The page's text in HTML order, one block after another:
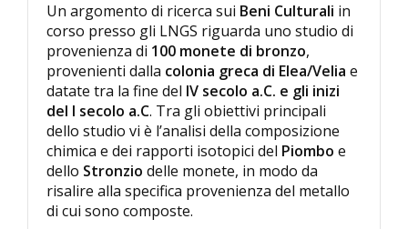
Un argomento di ricerca sui Beni Culturali in
corso presso gli LNGS riguarda uno studio di
provenienza di 100 monete di bronzo,
provenienti dalla colonia greca di Elea/Velia e
datate tra la fine del IV secolo a.C. e gli inizi
del I secolo a.C. Tra gli obiettivi principali
dello studio vi è l’analisi della composizione
chimica e dei rapporti isotopici del Piombo e
dello Stronzio delle monete, in modo da
risalire alla specifica provenienza del metallo
di cui sono composte.